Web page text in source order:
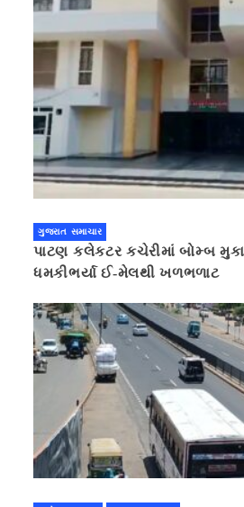
ગુજરાત સમાચાર
પાટણ કલેકટર કચેરીમાં બોમ્બ
ધમકીભર્યા ઈ-મેલથી ખળભળાટ